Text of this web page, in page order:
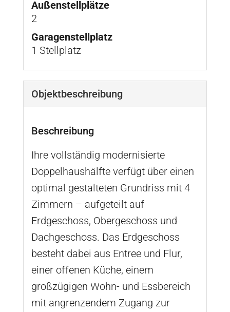
Außen­stellplätze
2
Garagen­stellplatz
1 Stellplatz
Objekt­beschreibung
Beschreibung
Ihre vollständig modernisierte
Doppelhaushälfte verfügt über einen
optimal gestalteten Grundriss mit 4
Zimmern – aufgeteilt auf
Erdgeschoss, Obergeschoss und
Dachgeschoss. Das Erdgeschoss
besteht dabei aus Entree und Flur,
einer offenen Küche, einem
großzügigen Wohn- und Essbereich
mit angrenzendem Zugang zur